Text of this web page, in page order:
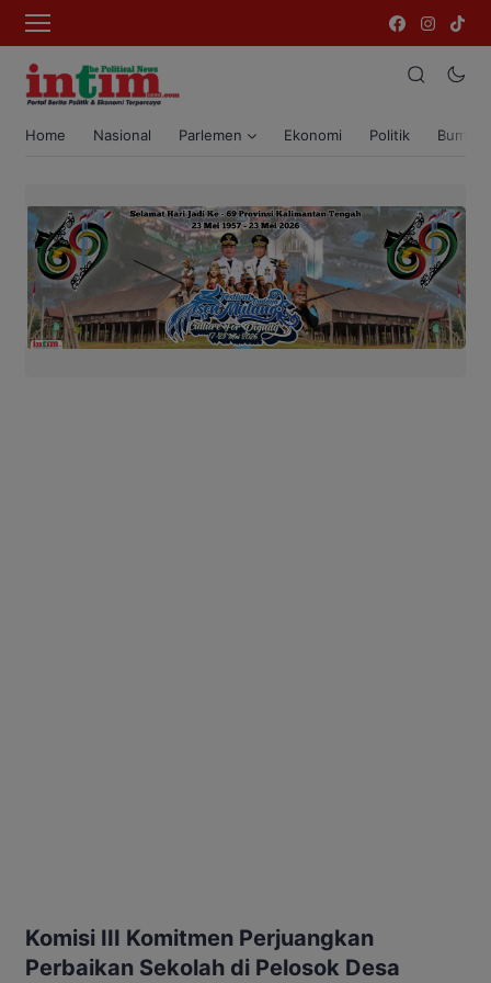
Home Nasional Parlemen Ekonomi Politik Bumi
Komisi III Komitmen Perjuangkan
Perbaikan Sekolah di Pelosok Desa